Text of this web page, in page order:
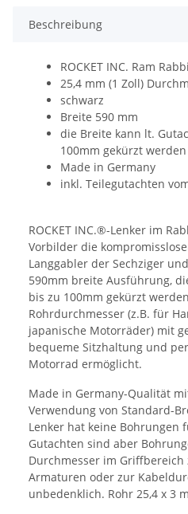
Beschreibung
ROCKET INC. Ram
25,4 mm (1 Zoll)
schwarz
Breite 590 mm
die Breite kann lt.
100mm gekürzt werden
Made in Germany
inkl. Teilegutachten
ROCKET INC.®-Lenker im
Vorbilder die
Langgabler der Sechziger
590mm breite Ausführung,
bis zu 100mm gekürzt
Rohrdurchmesser (z.B. für
japanische Motorräder) mit
bequeme Sitzhaltung und
Motorrad ermöglicht.
Made in Germany-Qualität
Verwendung von Standard-
Lenker hat keine Bohrungen
Gutachten sind aber
Durchmesser im
Armaturen oder zur
unbedenklich. Rohr 25,4 x 3